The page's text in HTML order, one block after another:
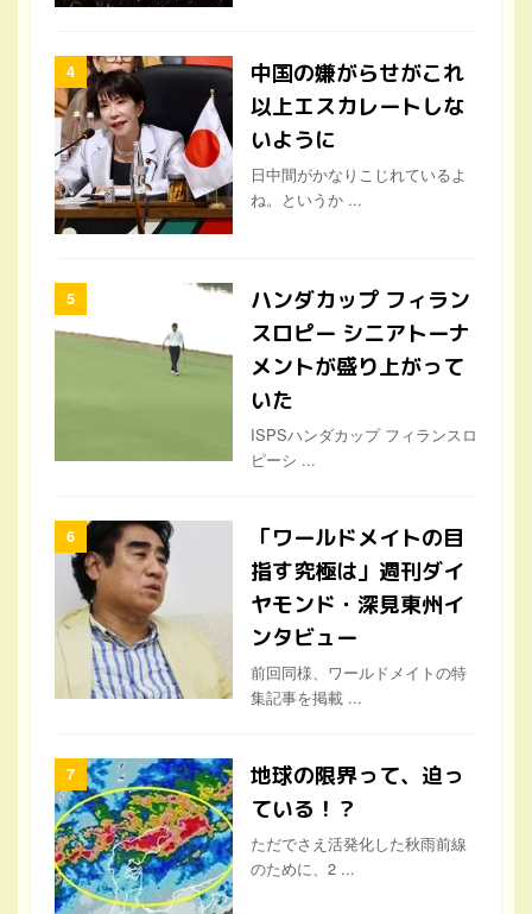
中国の嫌がらせがこれ
以上エスカレートしな
いように
日中間がかなりこじれているよ
ね。というか ...
ハンダカップ フィラン
スロピー シニアトーナ
メントが盛り上がって
いた
ISPSハンダカップ フィランスロ
ピーシ ...
「ワールドメイトの目
指す究極は」週刊ダイ
ヤモンド・深見東州イ
ンタビュー
前回同様、ワールドメイトの特
集記事を掲載 ...
地球の限界って、迫っ
ている！？
ただでさえ活発化した秋雨前線
のために、2 ...